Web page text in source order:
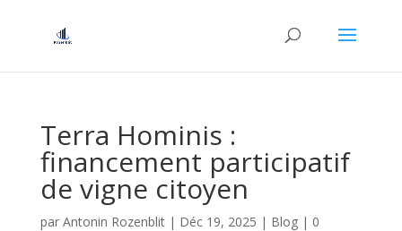
Terra Hominis :
financement participatif
de vigne citoyen
par Antonin Rozenblit| Déc 19, 2025 | Blog| 0